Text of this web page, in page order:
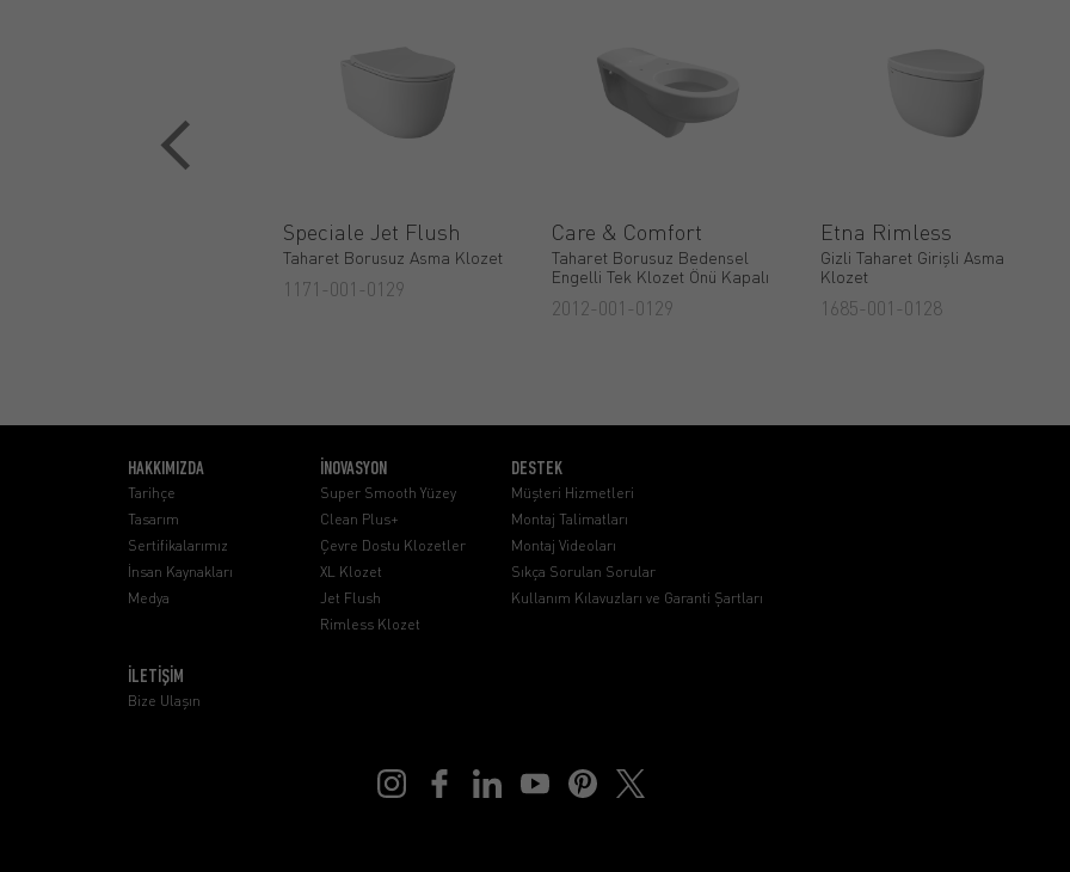
Speciale Jet Flush
Taharet Borusuz Asma Klozet
1171-001-0129
Care & Comfort
Taharet Borusuz Bedensel
Engelli Tek Klozet Önü Kapalı
2012-001-0129
Etna Rimless
Gizli Taharet Girişli Asma
Klozet
1685-001-0128
HAKKIMIZDA
Tarihçe
Tasarım
Sertifikalarımız
İnsan Kaynakları
Medya
İNOVASYON
Super Smooth Yüzey
Clean Plus+
Çevre Dostu Klozetler
XL Klozet
Jet Flush
Rimless Klozet
DESTEK
Müşteri Hizmetleri
Montaj Talimatları
Montaj Videoları
Sıkça Sorulan Sorular
Kullanım Kılavuzları ve Garanti Şartları
İLETİŞİM
Bize Ulaşın